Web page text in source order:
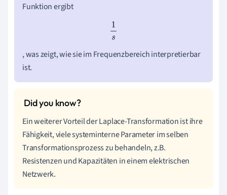
Funktion ergibt
1s
, was zeigt, wie sie im Frequenzbereich interpretierbar
ist.
Ein weiterer Vorteil der Laplace-Transformation ist ihre
Fähigkeit, viele systeminterne Parameter im selben
Transformationsprozess zu behandeln, z.B.
Resistenzen und Kapazitäten in einem elektrischen
Netzwerk.